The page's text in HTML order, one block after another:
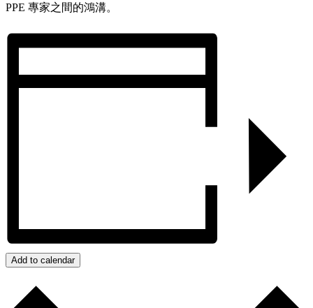
PPE 專家之間的鴻溝。
Add to calendar